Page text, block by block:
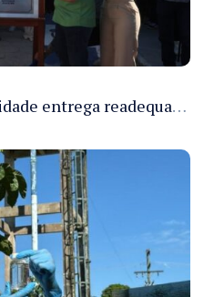
Governador Roberto Cidade entrega readequação do ambulatório da FCecon e amplia capacidade de atendimento oncológico em Manaus